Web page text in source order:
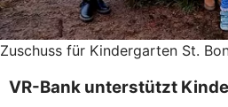
Zuschuss für Kindergarten St.
VR-Bank unterstützt